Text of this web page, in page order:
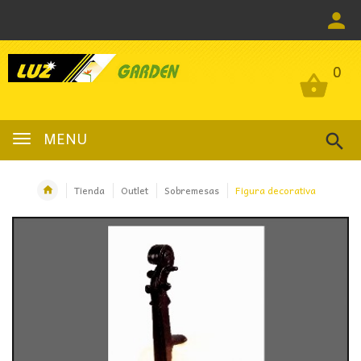
0
MENU
0
Tienda Outlet Sobremesas Figura decorativa